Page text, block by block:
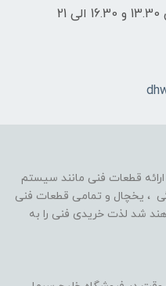
شنبه تا پنج‌شنبه ساعت 7.30 الی 13.30 و 16.30 الی 21
قطعات فنی مانند سیستم
، یخچال و تمامی قطعات فنی
شد لذت خریدی فنی را به